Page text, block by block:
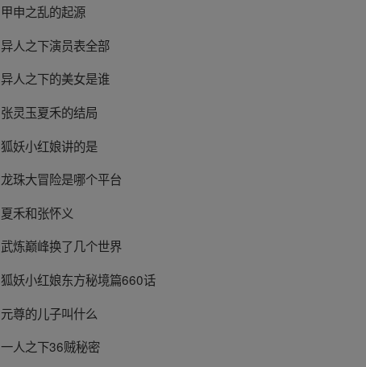
甲申之乱的起源
异人之下演员表全部
异人之下的美女是谁
张灵玉夏禾的结局
狐妖小红娘讲的是
龙珠大冒险是哪个平台
夏禾和张怀义
武炼巅峰换了几个世界
狐妖小红娘东方秘境篇660话
元尊的儿子叫什么
一人之下36贼秘密